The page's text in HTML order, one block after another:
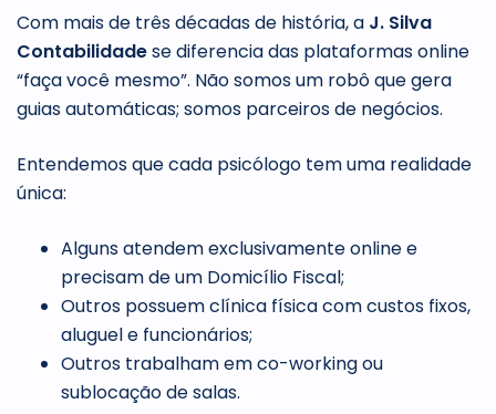
Com mais de três décadas de história, a J. Silva
Contabilidadese diferencia das plataformas online
“faça você mesmo”. Não somos um robô que gera
guias automáticas; somos parceiros de negócios.
Entendemos que cada psicólogo tem uma realidade
única:
Alguns atendem exclusivamente online e
precisam de um Domicílio Fiscal;
Outros possuem clínica física com custos fixos,
aluguel e funcionários;
Outros trabalham em co-working ou
sublocação de salas.